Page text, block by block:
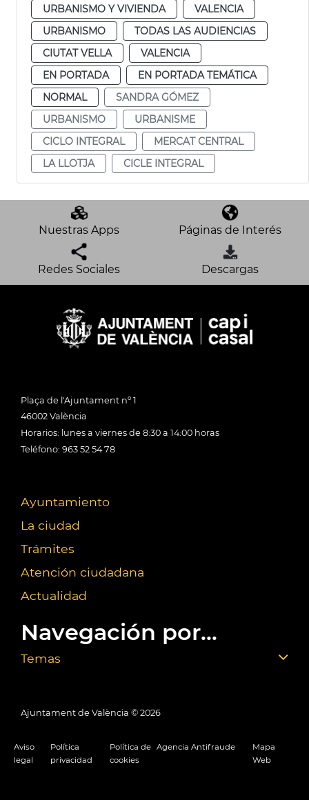
URBANISMO Y VIVIENDA
VALENCIA
URBANISMO
TODAS LAS AUDIENCIAS
CIUTAT VELLA
VALENCIA
EN PORTADA
EN PORTADA TEMÁTICA
NORMAL
SANDRA GÓMEZ
URBANISMO
URBANISME
CICLO INTEGRAL
MERCAT CENTRAL
LA LLOTJA
CICLE INTEGRAL
Nuestras Apps Páginas de Interés
Redes Sociales Descargas
Plaça de l'Ajuntament nº 1
46002 València
Horarios: lunes a viernes de 8:30 a 14:00 horas
Teléfono: 963 52 54 78
Ayuntamiento
La ciudad
Trámites
Atención ciudadana
Actualidad
Navegación por...
Temas
Ajuntament de València © 2026
Aviso
legal
Política
privacidad
Política de
cookies
Agencia Antifraude
Mapa
Web